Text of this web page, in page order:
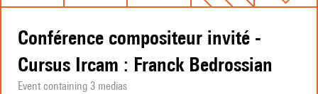
Conférence compositeur invité -
Cursus Ircam : Franck Bedrossian
Event containing 3 medias